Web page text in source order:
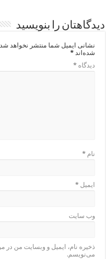
دیدگاهتان را بنویسید
نشانی ایمیل شما منتشر نخواهد
شده‌اند*
دیدگاه*
نام*
ایمیل*
وب‌ سایت
ذخیره نام، ایمیل و وبسایت من در
می‌نویسم.